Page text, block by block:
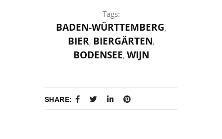
Tags:
BADEN-WÜRTTEMBERG,
BIER, BIERGÄRTEN,
BODENSEE, WIJN
SHARE: